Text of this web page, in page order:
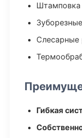
Штамповка
Слесарные
Гибкая